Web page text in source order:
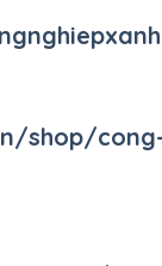
shop/